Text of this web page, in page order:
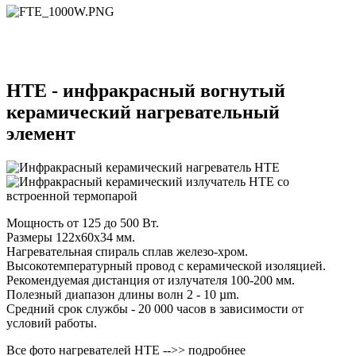
HTE - инфракрасный вогнутый
керамический нагревательный
элемент
Мощность от 125 до 500 Вт.
Размеры 122x60x34 мм.
Нагревательная спираль сплав железо-хром.
Высокотемпературный провод с керамической изоляцией.
Рекомендуемая дистанция от излучателя 100-200 мм.
Полезный диапазон длины волн 2 - 10 µm.
Средний срок службы - 20 000 часов в зависимости от
условий работы.
Все фото нагревателей HTE -->> подробнее